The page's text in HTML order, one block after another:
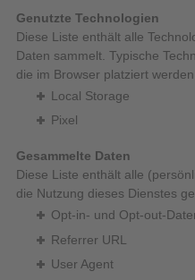
Genutzte Technologien
Diese Liste enthält alle
Daten sammelt. Typische
die im Browser platziert werden.
Local Storage
Pixel
Gesammelte Daten
Diese Liste enthält alle
die Nutzung dieses Dienstes
Opt-in- und Opt-out-
Referrer URL
User Agent